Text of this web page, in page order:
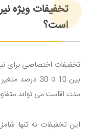
تخفیفات ویژه
است؟
تخفیفات اختصاصی برای
بین 10 تا 30
مدت اقامت می تواند
این تخفیفات نه تنها